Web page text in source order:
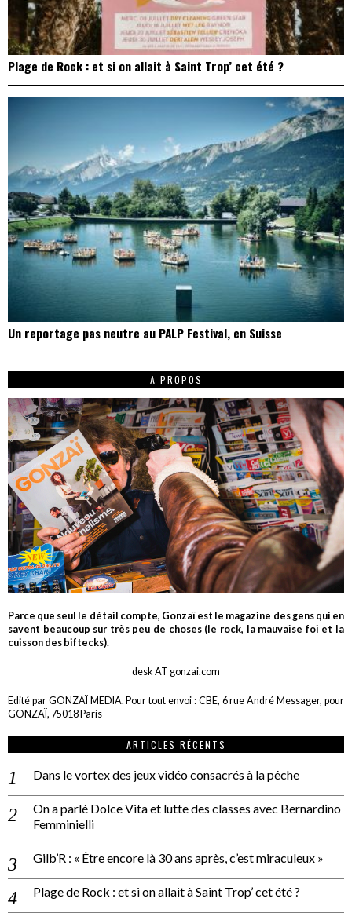
Plage de Rock : et si on allait à Saint Trop’ cet été ?
Un reportage pas neutre au PALP Festival, en Suisse
A PROPOS
Parce que seul le détail compte, Gonzaï est le magazine des gens qui en
savent beaucoup sur très peu de choses (le rock, la mauvaise foi et la
cuisson des biftecks).
desk AT gonzai.com
Edité par GONZAÏ MEDIA. Pour tout envoi : CBE, 6 rue André Messager, pour
GONZAÏ, 75018 Paris
ARTICLES RÉCENTS
Dans le vortex des jeux vidéo consacrés à la pêche
On a parlé Dolce Vita et lutte des classes avec Bernardino
Femminielli
Gilb’R : « Être encore là 30 ans après, c’est miraculeux »
Plage de Rock : et si on allait à Saint Trop’ cet été ?